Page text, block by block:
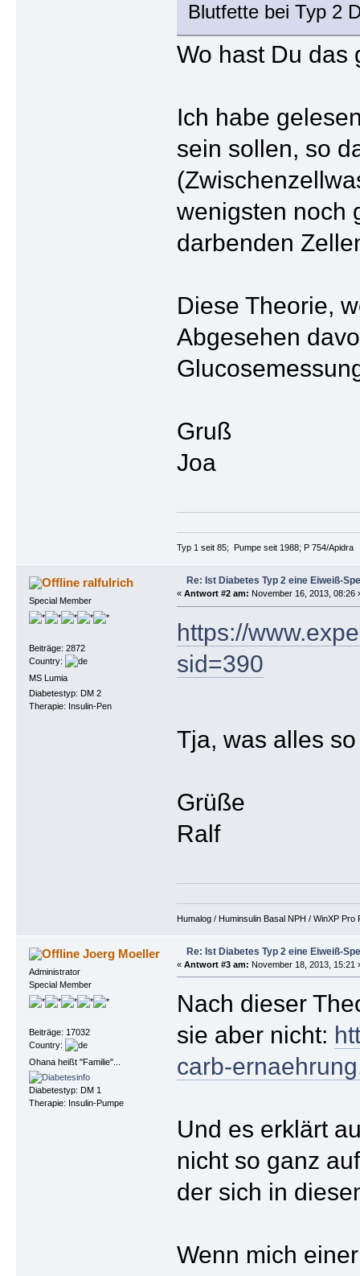
Blutfette bei Typ 2
Wo hast Du das
Ich habe
sein sollen, so
wenigsten noch
darbenden
Diese Theorie,
Abgesehen
Gruß
Joa
Typ 1 seit 85; Pumpe seit 1988; P 754/Apidra
ralfulrich
Special Member
Beiträge: 2872
Country:
MS Lumia
Diabetestyp: DM 2
Therapie: Insulin-Pen
Re: Ist Diabetes Typ 2 eine Eiweiß-
« Antwort #2 am: November 16, 2013, 08:26
https://
sid=390
Tja, was alles
Grüße
Ralf
Humalog / Huminsulin Basal NPH / WinXP
Joerg Moeller
Administrator
Special Member
Beiträge: 17032
Country:
Ohana heißt "Familie"...
Diabetestyp: DM 1
Therapie: Insulin-Pumpe
Re: Ist Diabetes Typ 2 eine Eiweiß-
« Antwort #3 am: November 18, 2013, 15:21
Nach dieser
sie aber nicht:
carb-
Und es erklärt
nicht so ganz
der sich in
Wenn mich